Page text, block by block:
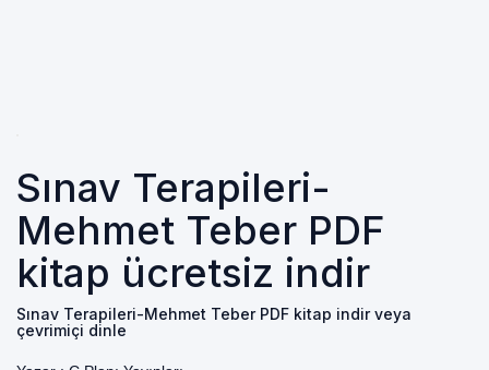
Sınav Terapileri-
Mehmet Teber PDF
kitap ücretsiz indir
Sınav Terapileri-Mehmet Teber PDF kitap indir veya
çevrimiçi dinle